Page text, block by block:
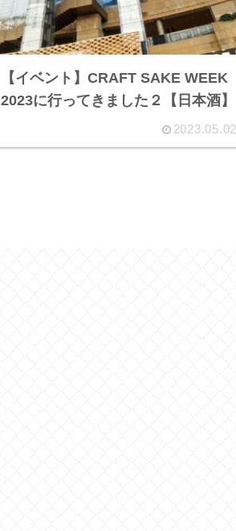
【イベント】CRAFT SAKE WEEK
2023に行ってきました２【日本酒】
2023.05.02